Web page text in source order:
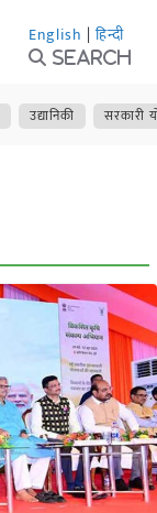
English | हिन्दी
Search
उद्यानिकी सरकारी